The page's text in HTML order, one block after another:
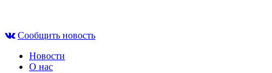
contentСообщить новость
Новости
О нас